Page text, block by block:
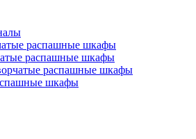
распашные шкафы
распашные шкафы
распашные шкафы
шкафы